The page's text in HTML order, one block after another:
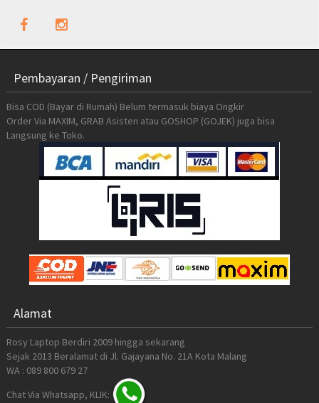
Pembayaran / Pengiriman
Bisa COD (Bayar di Rumah) Belum termasuk biaya Ongkir
Order Via MAXIM, GRAB Asisten atau GOSHOP (GOJEK) juga bisa
Langsung ke Toko.
Alamat
Rosy Laptop Berdiri 2009 hingga sekarang
Sejak 2013 Beralamat di Jl. Gajayana No. 21A Kota Malang
WA : 089 800 679 27
Chat Via Whatsapp, KLIK: